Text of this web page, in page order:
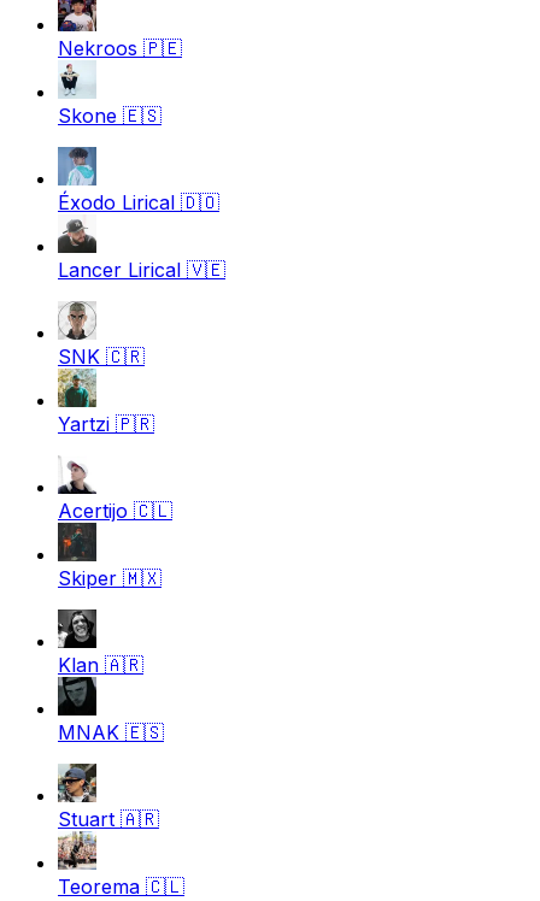
Nekroos 🇵🇪
Skone 🇪🇸
Éxodo Lirical 🇩🇴
Lancer Lirical 🇻🇪
SNK 🇨🇷
Yartzi 🇵🇷
Acertijo 🇨🇱
Skiper 🇲🇽
Klan 🇦🇷
MNAK 🇪🇸
Stuart 🇦🇷
Teorema 🇨🇱